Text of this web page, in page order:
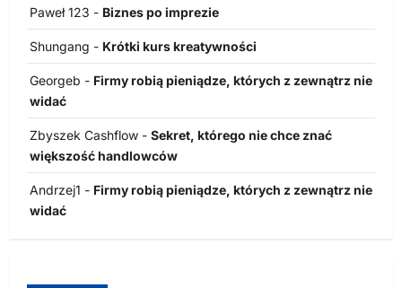
Paweł 123 - Biznes po imprezie
Shungang - Krótki kurs kreatywności
Georgeb - Firmy robią pieniądze, których z zewnątrz nie
widać
Zbyszek Cashflow - Sekret, którego nie chce znać
większość handlowców
Andrzej1 - Firmy robią pieniądze, których z zewnątrz nie
widać